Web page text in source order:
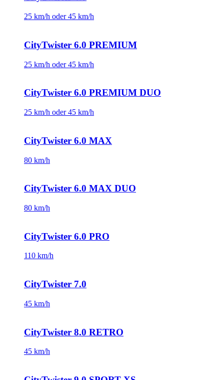
25 km/h oder 45 km/h
CityTwister 6.0 PREMIUM
25 km/h oder 45 km/h
CityTwister 6.0 PREMIUM DUO
25 km/h oder 45 km/h
CityTwister 6.0 MAX
80 km/h
CityTwister 6.0 MAX DUO
80 km/h
CityTwister 6.0 PRO
110 km/h
CityTwister 7.0
45 km/h
CityTwister 8.0 RETRO
45 km/h